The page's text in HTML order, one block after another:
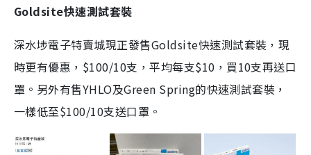
Goldsite快速測試套裝
深水埗電子特賣城現正發售Goldsite快速測試套裝，現
時更有優惠，$100/10支，平均每支$10，買10支再送口
罩。另外有售YHLO及Green Spring的快速測試套裝，
一樣低至$100/10支送口罩。